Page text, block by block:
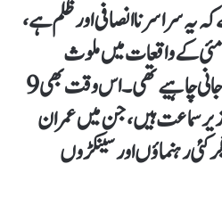
سراسر ناانصافی اور ظلم ہے،
جبکہ حکومت کا کہنا ہے کہ 9 مئی کے واقعات میں ملوث
مجرموں کو بہت پہلے سزا مل جانی چاہیے تھی۔ اس وقت بھی 9
سماعت ہیں، جن میں عمران
رہنماؤں اور سینکڑوں